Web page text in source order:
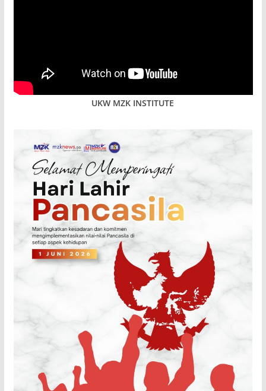
UKW MZK INSTITUTE